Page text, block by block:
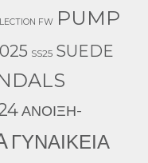
FW PUMP
SS25 SUEDE
ΑΝΟΙΞΗ-
ΓΥΝΑΙΚΕΙΑ